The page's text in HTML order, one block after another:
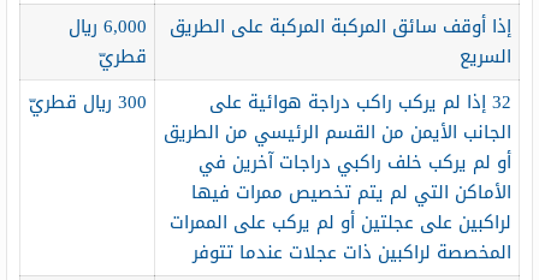
إذا أوقف سائق المركبة المركبة على الطريق
السريع
6,000 ريال
قطريّ
32 إذا لم يركب راكب دراجة هوائية على
الجانب الأيمن من القسم الرئيسي من الطريق
أو لم يركب خلف راكبي دراجات آخرين في
الأماكن التي لم يتم تخصيص ممرات فيها
لراكبين على عجلتين أو لم يركب على الممرات
المخصصة لراكبين ذات عجلات عندما تتوفر
300 ريال قطريّ